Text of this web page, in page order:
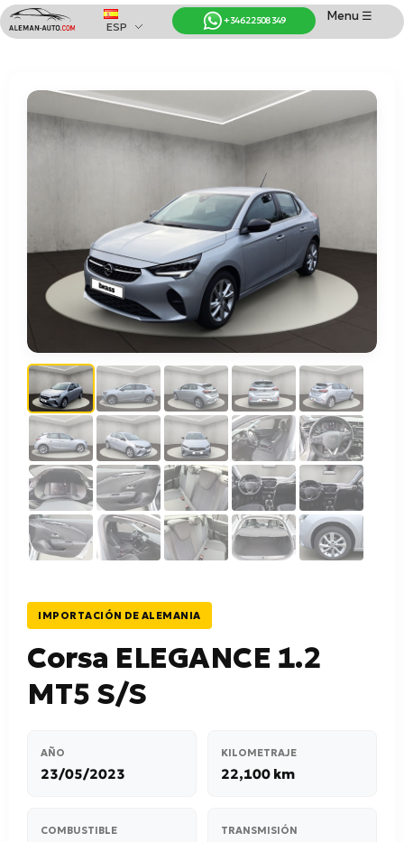
Coches de Alemania
Importación de Coches de Alemania
Menu ☰
+34 622 508 349
ESP
IMPORTACIÓN DE ALEMANIA
Corsa ELEGANCE 1.2
MT5 S/S
AÑO
23/05/2023
KILOMETRAJE
22,100 km
COMBUSTIBLE TRANSMISIÓN